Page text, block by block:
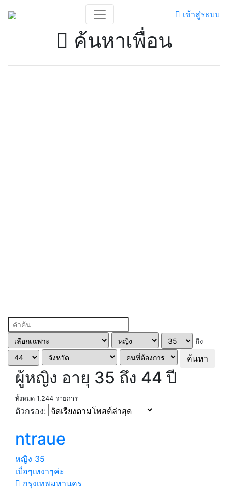
เข้าสู่ระบบ
ค้นหาเพื่อน
ถึง
ค้นหา
ผู้หญิง อายุ 35 ถึง 44 ปี
ทั้งหมด 1,244 รายการ
ตัวกรอง:
ntraue
หญิง 35
เบื่อๆเหงาๆค่ะ
กรุงเทพมหานคร